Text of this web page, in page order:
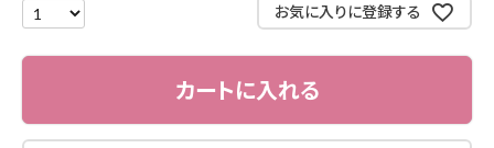
お気に入りに登録する
カートに入れる